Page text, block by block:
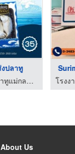
ขายส่งปลาทู
About Us